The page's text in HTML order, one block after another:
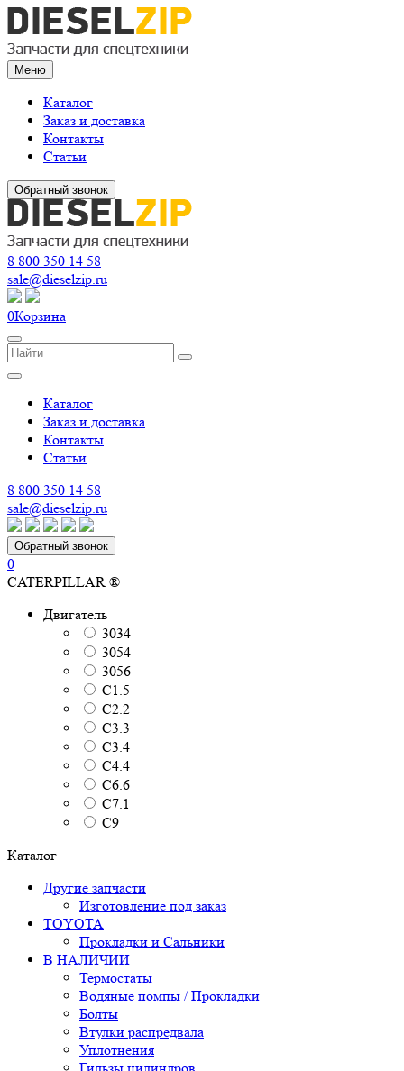
Меню
Каталог
Заказ и доставка
Контакты
Статьи
Обратный звонок
8 800 350 14 58
sale@dieselzip.ru
0Корзина
Каталог
Заказ и доставка
Контакты
Статьи
8 800 350 14 58
sale@dieselzip.ru
Обратный звонок
0
CATERPILLAR ®
Двигатель
3034
3054
3056
C1.5
C2.2
C3.3
C3.4
C4.4
C6.6
C7.1
C9
Каталог
Другие запчасти
Изготовление под заказ
TOYOTA
Прокладки и Сальники
В НАЛИЧИИ
Термостаты
Водяные помпы / Прокладки
Болты
Втулки распредвала
Уплотнения